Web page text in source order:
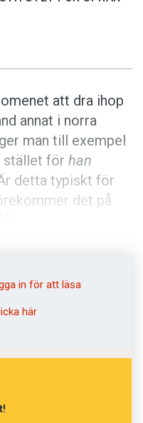
att dra ihop
annat i norra
man till exempel
stället för han
detta typiskt för
det på
erfaller bort, som
i Norrland utom
Samma sak
dialekter, framför
in för att läsa
här